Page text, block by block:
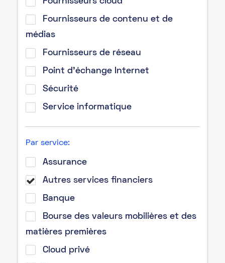
Fournisseurs de contenu et de
médias
Fournisseurs de réseau
Point d’échange Internet
Sécurité
Service informatique
Par service:
Assurance
Autres services financiers
Banque
Bourse des valeurs mobilières et des
matières premières
Cloud privé